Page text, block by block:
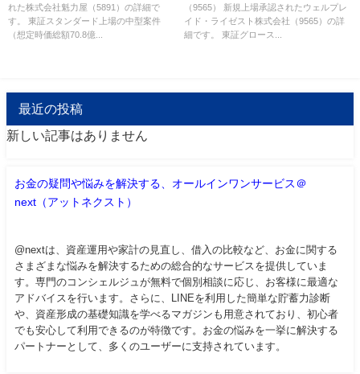
れた株式会社魁力屋（5891）の詳細で
す。 東証スタンダード上場の中型案件
（想定時価総額70.8億...
（9565） 新規上場承認されたウェルプレ
イド・ライゼスト株式会社（9565）の詳
細です。 東証グロース...
最近の投稿
新しい記事はありません
お金の疑問や悩みを解決する、オールインワンサービス＠
next（アットネクスト）
@nextは、資産運用や家計の見直し、借入の比較など、お金に関する
さまざまな悩みを解決するための総合的なサービスを提供していま
す。専門のコンシェルジュが無料で個別相談に応じ、お客様に最適な
アドバイスを行います。さらに、LINEを利用した簡単な貯蓄力診断
や、資産形成の基礎知識を学べるマガジンも用意されており、初心者
でも安心して利用できるのが特徴です。お金の悩みを一挙に解決する
パートナーとして、多くのユーザーに支持されています。